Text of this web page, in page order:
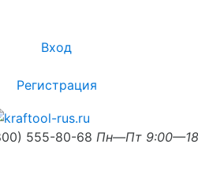
Вход
Регистрация
555-80-68 Пн—Пт